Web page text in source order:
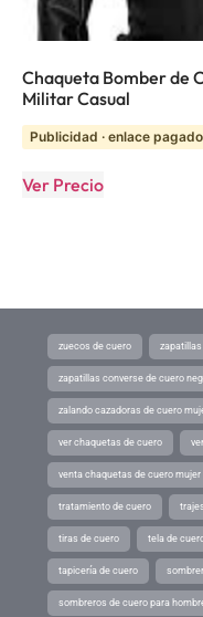
Chaqueta Bomber de
Militar Casual
Publicidad · enlace pagado
Ver Precio
zuecos de cuero
zapatillas converse de cuero
zalando cazadoras de cuero
ver chaquetas de cuero
venta chaquetas de cuero mujer
tratamiento de cuero
tiras de cuero tela de
tapicería de cuero
sombreros de cuero para